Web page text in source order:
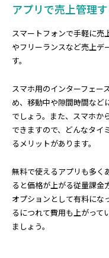
アプリで売上管理
スマートフォンで手軽に売
やフリーランスなど売上デ
す。
スマホ用のインターフェー
め、移動中や隙間時間など
でしょう。また、スマホか
できますので、どんなタイ
るメリットがあります。
無料で使えるアプリも多く
ると価格が上がる従量課金
オプションとして有料にな
るにつれて費用も上がって
ましょう。